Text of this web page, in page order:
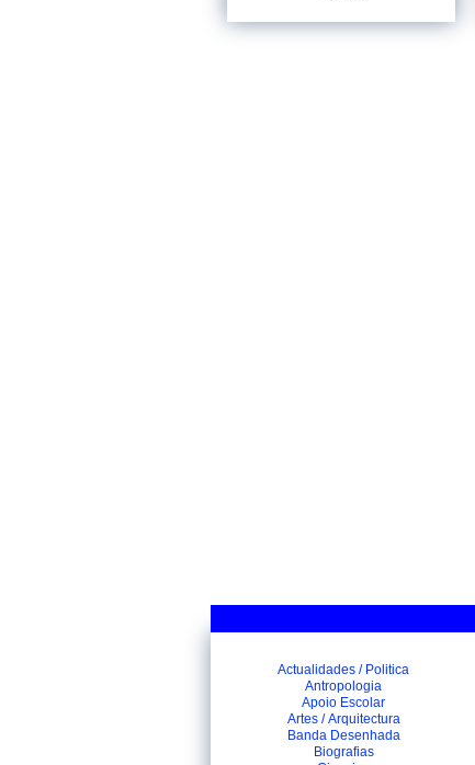
Actualidades / Politica
Antropologia
Apoio Escolar
Artes / Arquitectura
Banda Desenhada
Biografias